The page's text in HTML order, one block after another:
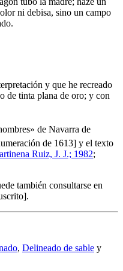
ni debisa, sino un campo
y que he recreado
de tinta plana de oro; y con
» de Navarra de
de 1613] y el texto
Ruiz, J. J.; 1982;
también consultarse en
, Delineado de sable y